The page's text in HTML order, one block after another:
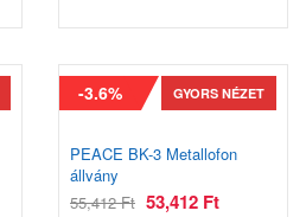
-3.6% GYORS NÉZET
PEACE BK-3 Metallofon
állvány
55,412Ft 53,412 Ft